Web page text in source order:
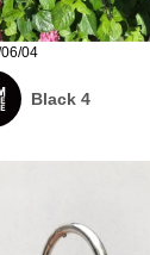
04
Black 4